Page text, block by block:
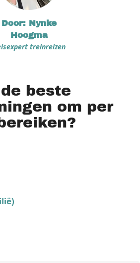
Door: Nynke
Hoogma
treinreizen
beste
om per